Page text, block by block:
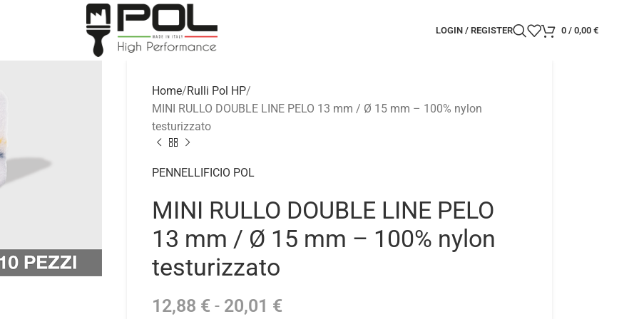
LOGIN / REGISTER 0 / 0,00 €
Home Rulli Pol HP
MINI RULLO DOUBLE LINE PELO 13 mm / Ø 15 mm – 100% nylon
testurizzato
PENNELLIFICIO POL
MINI RULLO DOUBLE LINE PELO
13 mm / Ø 15 mm – 100% nylon
testurizzato
12,88 € - 20,01 €